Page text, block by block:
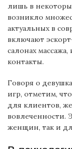
лишь в
возникло
актуальных в
включают
салонах
контакты.
Говоря о
игр, отметим,
для клиентов,
вовлеченности.
женщин, так и